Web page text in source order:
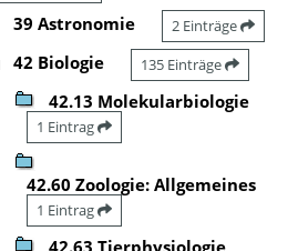
39 Astronomie 2 Einträge
42 Biologie 135 Einträge
42.13 Molekularbiologie
1 Eintrag
42.60 Zoologie: Allgemeines
1 Eintrag
42.63 Tierphysiologie